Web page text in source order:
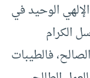
الكرام
فالطيبات